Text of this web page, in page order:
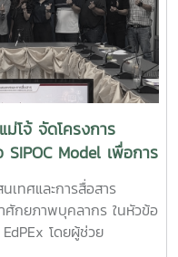
ม่โจ้ จัดโครงการ
Model เพื่อการ
ทศและการสื่อสาร
กยภาพบุคลากร ในหัวข้อ
โดยผู้ช่วย